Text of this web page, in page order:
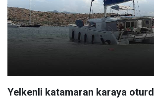
Yelkenli katamaran karaya